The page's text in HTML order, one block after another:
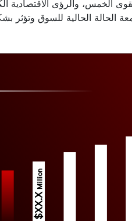
الخمس، والرؤى الاقتصادية
الحالة الحالية للسوق وتؤثر
$XX.X
Million